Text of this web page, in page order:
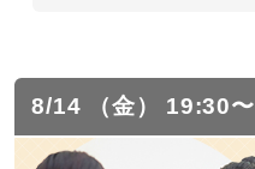
8/14 （金） 19:30〜